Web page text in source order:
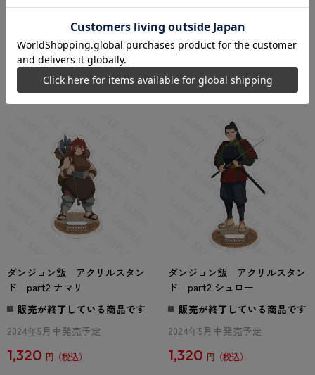
販売が終了している商品です
2024年5月中発売予定
1,320 円
販売が終了している商品です
2024年5月中発売予定
1,320 円
ダンジョン飯 アクリルスタン
ド part2 ナマリ
販売が終了している商品です
2024年5月中発売予定
1,320 円
ダンジョン飯 アクリルスタン
ド part2 シュロー
販売が終了している商品です
2024年5月中発売予定
1,320 円